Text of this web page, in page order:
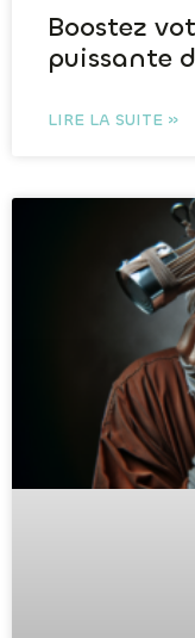
Boostez
puissante
LIRE LA SUITE »